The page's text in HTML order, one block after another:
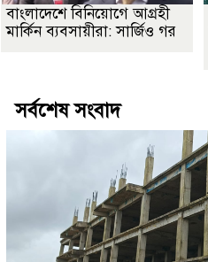
বাংলাদেশে বিনিয়োগে আগ্রহী
মার্কিন ব্যবসায়ীরা: সার্জিও গর
সর্বশেষ সংবাদ